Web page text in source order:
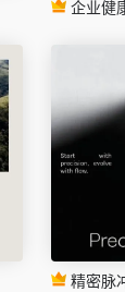
企业健
精密脉